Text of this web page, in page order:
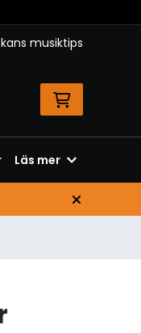
musiktips
Läs mer